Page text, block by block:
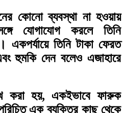
কোনো ব্যবস্থা না হওয়ায়
যোগাযোগ করলে তিনি
একপর্যায়ে তিনি টাকা ফেরত
হুমকি দেন বলেও এজাহারে
করা হয়, একইভাবে ফারুক
এক ব্যক্তির কাছ থেকে